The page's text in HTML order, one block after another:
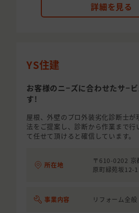
詳細を見る
YS住建
お客様のニ−ズに合わせたサ−
す!
屋根、外壁のプロ外装劣化診断士が
法をご提案し、診断から作業まで行
て任せて頂けると確信しています。
所在地
〒610-0202 京
原町緑苑坂12-
事業内容 リフォーム全般